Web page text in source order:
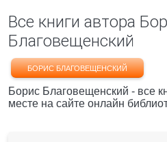
Все книги автора
Благовещенский
БОРИС БЛАГОВЕЩЕНСКИЙ
Борис Благовещенский - все
месте на сайте онлайн